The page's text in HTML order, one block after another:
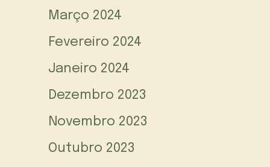
Março 2024
Fevereiro 2024
Janeiro 2024
Dezembro 2023
Novembro 2023
Outubro 2023